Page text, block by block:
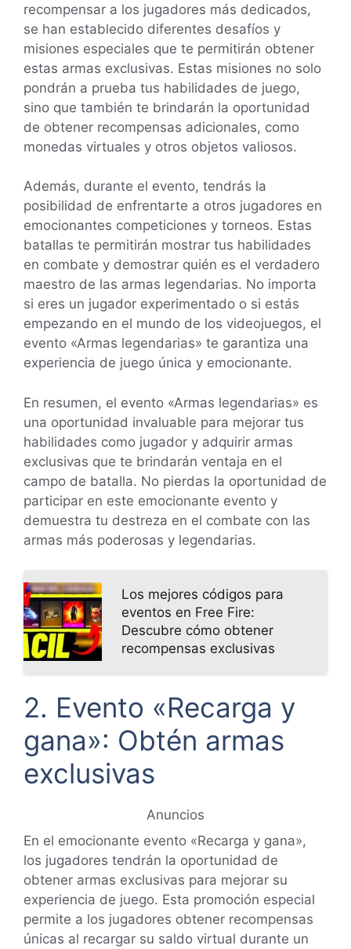
recompensar a los jugadores más dedicados,
se han establecido diferentes desafíos y
misiones especiales que te permitirán obtener
estas armas exclusivas. Estas misiones no solo
pondrán a prueba tus habilidades de juego,
sino que también te brindarán la oportunidad
de obtener recompensas adicionales, como
monedas virtuales y otros objetos valiosos.
Además, durante el evento, tendrás la
posibilidad de enfrentarte a otros jugadores en
emocionantes competiciones y torneos. Estas
batallas te permitirán mostrar tus habilidades
en combate y demostrar quién es el verdadero
maestro de las armas legendarias. No importa
si eres un jugador experimentado o si estás
empezando en el mundo de los videojuegos, el
evento «Armas legendarias» te garantiza una
experiencia de juego única y emocionante.
En resumen, el evento «Armas legendarias» es
una oportunidad invaluable para mejorar tus
habilidades como jugador y adquirir armas
exclusivas que te brindarán ventaja en el
campo de batalla. No pierdas la oportunidad de
participar en este emocionante evento y
demuestra tu destreza en el combate con las
armas más poderosas y legendarias.
Los mejores códigos para
eventos en Free Fire:
Descubre cómo obtener
recompensas exclusivas
2. Evento «Recarga y
gana»: Obtén armas
exclusivas
Anuncios
En el emocionante evento «Recarga y gana»,
los jugadores tendrán la oportunidad de
obtener armas exclusivas para mejorar su
experiencia de juego. Esta promoción especial
permite a los jugadores obtener recompensas
únicas al recargar su saldo virtual durante un